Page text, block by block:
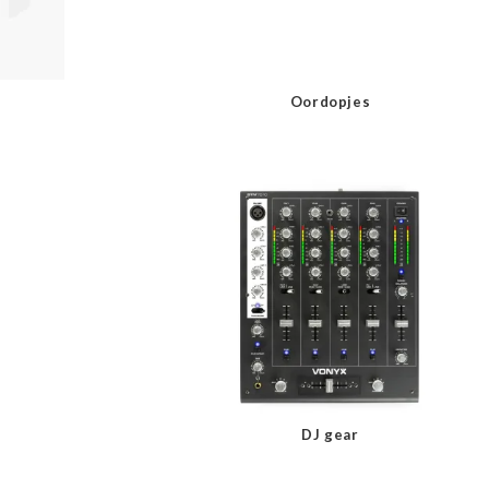
Oordopjes
DJ gear